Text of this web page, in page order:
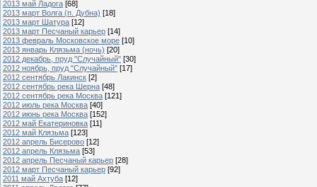
2013 май Ладога [68]
2013 март Волга (п. Дубна) [18]
2013 март Шатура [12]
2013 март Песчаный карьер [14]
2013 февраль Московское море [10]
2013 январь Клязьма (ночь) [20]
2012 декабрь, пруд "Случайный" [30]
2012 ноябрь, пруд "Случайный" [17]
2012 сентябрь Лакинск [2]
2012 сентябрь река Шерна [48]
2012 сентябрь река Москва [121]
2012 июль река Москва [40]
2012 июнь река Москва [152]
2012 май Екатериновка [11]
2012 май Клязьма [123]
2012 апрель Бисерово [12]
2012 апрель Клязьма [53]
2012 апрель Песчаный карьер [28]
2012 март Песчаный карьер [92]
2011 май Ахтуба [12]